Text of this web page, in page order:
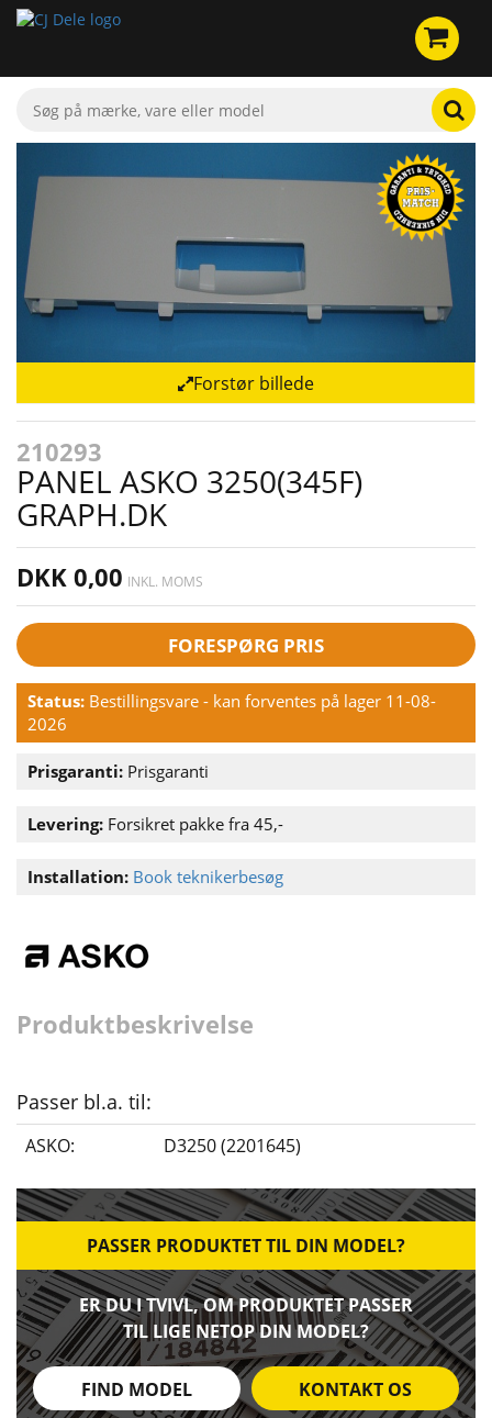
Forstør billede
210293
PANEL ASKO 3250(345F)
GRAPH.DK
DKK 0,00 INKL. MOMS
FORESPØRG PRIS
Status: Bestillingsvare - kan forventes på lager 11-08-
2026
Prisgaranti: Prisgaranti
Levering: Forsikret pakke fra 45,-
Installation: Book teknikerbesøg
Produktbeskrivelse
Passer bl.a. til:
ASKO: D3250 (2201645)
PASSER PRODUKTET TIL DIN MODEL?
ER DU I TVIVL, OM PRODUKTET PASSER
TIL LIGE NETOP DIN MODEL?
FIND MODEL KONTAKT OS